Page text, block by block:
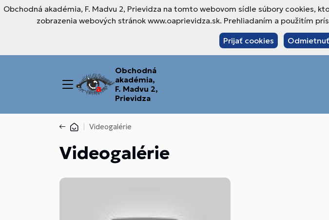
Obchodná akadémia, F. Madvu 2, Prievidza na tomto webovom sídle súbory cookies,
zobrazenia webových stránok www.oaprievidza.sk. Prehliadaním a použitím
Prijať cookies
Obchodná
akadémia,
F. Madvu 2,
Prievidza
Videogalérie
Videogalérie